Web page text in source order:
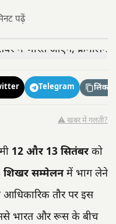
पढ़ें
Telegram लिंक
⚠️ खबर में गलती?
12 और 13 सितंबरको
शिखर सम्मेलनमें भाग लेने
तौर पर इस
भारत और रूस के बीच